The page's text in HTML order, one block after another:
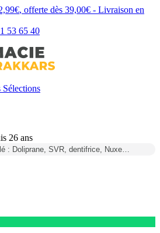
, offerte dès 39,00€ - Livraison en
53 65 40
Sélections
26 ans
: Doliprane, SVR, dentifrice, Nuxe…